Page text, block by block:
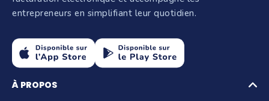
entrepreneurs en simplifiant leur quotidien.
À PROPOS